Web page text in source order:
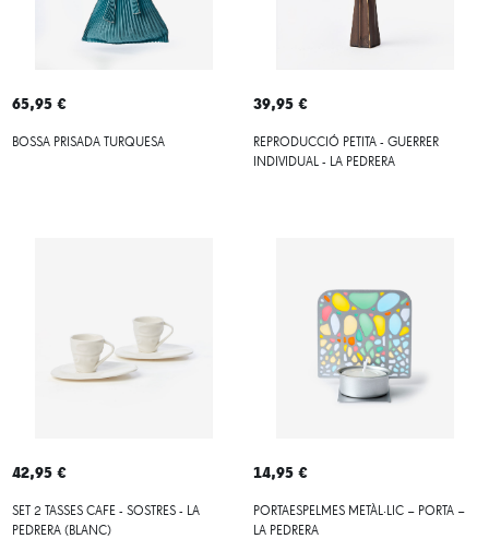
65,95 €
BOSSA PRISADA TURQUESA
39,95 €
REPRODUCCIÓ PETITA - GUERRER
INDIVIDUAL - LA PEDRERA
42,95 €
SET 2 TASSES CAFE - SOSTRES - LA
PEDRERA (BLANC)
14,95 €
PORTAESPELMES METÀL·LIC – PORTA –
LA PEDRERA